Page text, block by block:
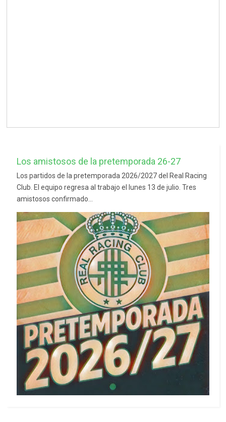
Los amistosos de la pretemporada 26-27
Los partidos de la pretemporada 2026/2027 del Real Racing
Club. El equipo regresa al trabajo el lunes 13 de julio. Tres
amistosos confirmado...